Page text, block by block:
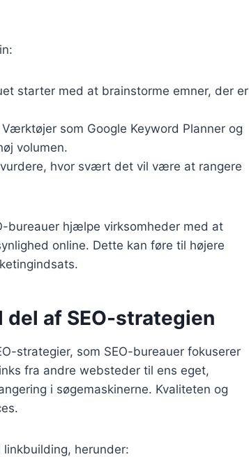
starter med at brainstorme emner, der er
Værktøjer som Google Keyword Planner og
volumen.
hvor svært det vil være at rangere
bureauer hjælpe virksomheder med at
online. Dette kan føre til højere
af SEO-strategien
strategier, som SEO-bureauer fokuserer
fra andre websteder til ens eget,
i søgemaskinerne. Kvaliteten og
herunder: